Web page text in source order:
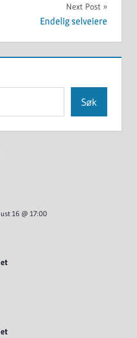
Next Post
Endelig selveiere
Søk
16 @ 17:00